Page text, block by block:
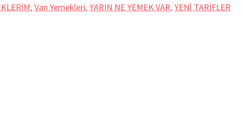
,Van Yemekleri,YARIN NE YEMEK VAR,YENİ TARİFLER